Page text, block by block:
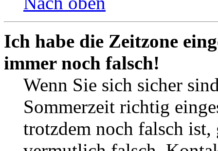
Ich habe die Zeitzone
immer noch falsch!
Wenn Sie sich sicher
Sommerzeit richtig
trotzdem noch falsch ist,